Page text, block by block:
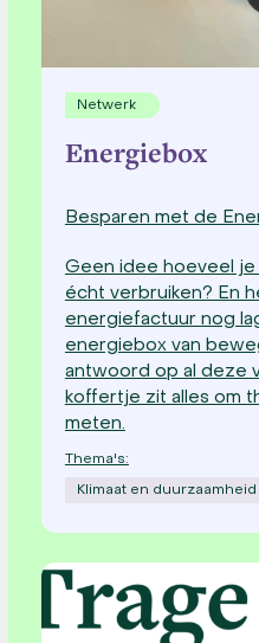
Netwerk
Energiebox
Besparen met de
Geen idee hoeveel
écht verbruiken? En
energiefactuur nog
energiebox van
antwoord op al deze
koffertje zit alles om
meten.
Thema's:
Klimaat en duurzaamheid